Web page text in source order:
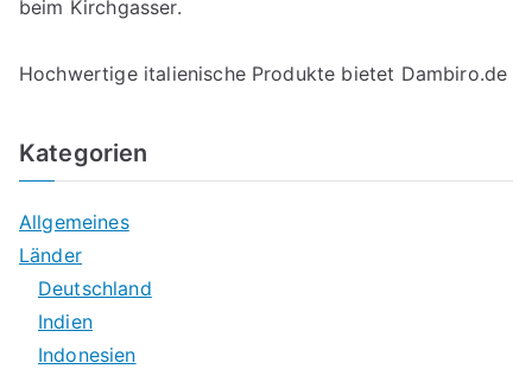
beim Kirchgasser.
Hochwertige italienische Produkte bietet Dambiro.de
Kategorien
Allgemeines
Länder
Deutschland
Indien
Indonesien